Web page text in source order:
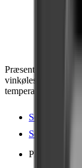
Præsenter dine vine
vinkøleskab fra
temperaturzoner –
Se
Se
Placering